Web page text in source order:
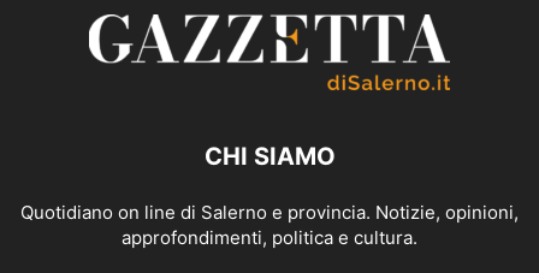
CHI SIAMO
Quotidiano on line di Salerno e provincia. Notizie, opinioni,
approfondimenti, politica e cultura.